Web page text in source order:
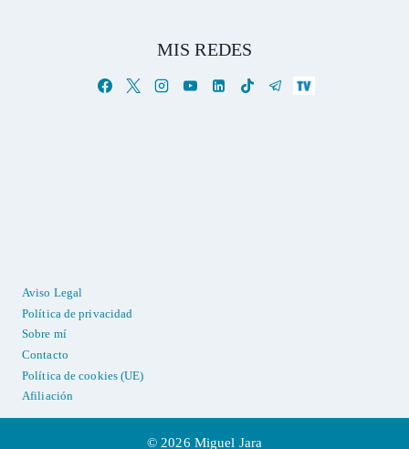
MIS REDES
Aviso Legal
Política de privacidad
Sobre mí
Contacto
Política de cookies (UE)
Afiliación
© 2026 Miguel Jara